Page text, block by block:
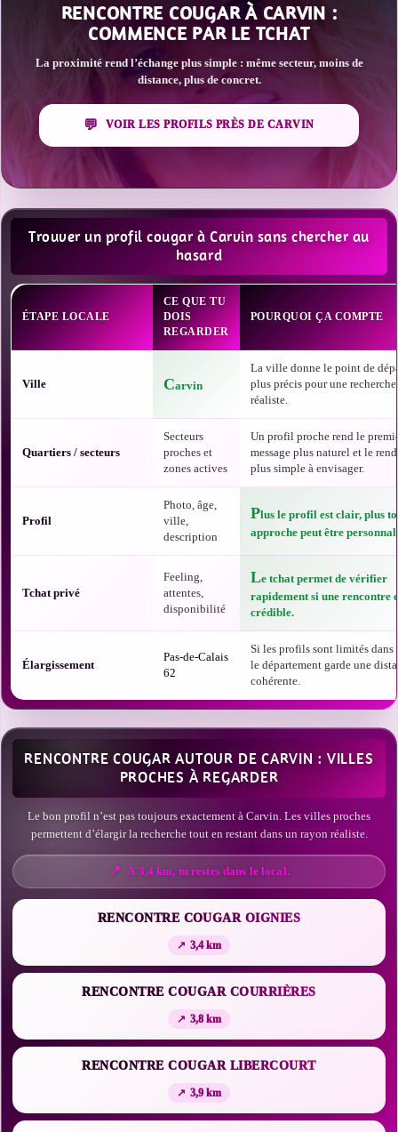
RENCONTRE COUGAR À CARVIN :
COMMENCE PAR LE TCHAT
La proximité rend l’échange plus simple : même secteur, moins de
distance, plus de concret.
VOIR LES PROFILS PRÈS DE CARVIN
Trouver un profil cougar à Carvin sans chercher au
hasard
ÉTAPE LOCALE
CE QUE TU
DOIS
REGARDER
POURQUOI ÇA COMPTE
Ville Carvin
La ville donne le point de
plus précis pour une
réaliste.
Quartiers / secteurs
Secteurs
proches et
zones actives
Un profil proche rend le
message plus naturel et le
plus simple à envisager.
Profil
Photo, âge,
ville,
description
Plus le profil est clair, plus
approche peut être
Tchat privé
Feeling,
attentes,
disponibilité
Le tchat permet de vérifier
rapidement si une rencontre
crédible.
Élargissement
Pas-de-Calais
62
Si les profils sont limités dans
le département garde une
cohérente.
RENCONTRE COUGAR AUTOUR DE CARVIN : VILLES
PROCHES À REGARDER
Le bon profil n’est pas toujours exactement à Carvin. Les villes proches
permettent d’élargir la recherche tout en restant dans un rayon réaliste.
À 3,4 km, tu restes dans le local.
RENCONTRE COUGAR OIGNIES
3,4 km
RENCONTRE COUGAR COURRIÈRES
3,8 km
RENCONTRE COUGAR LIBERCOURT
3,9 km